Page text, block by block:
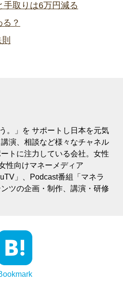
取りは6万円減る
？
。」を サポートし日本を元気
演、相談など様々なチャネル
トに注力している会社。女性
性向けマネーメディア
」、Podcast番組「マネラ
ツの企画・制作、講演・研修